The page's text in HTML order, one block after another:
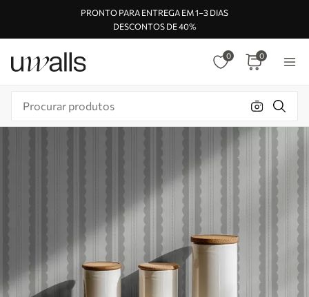
PRONTO PARA ENTREGA EM 1–3 DIAS
DESCONTOS DE 40%
0 0